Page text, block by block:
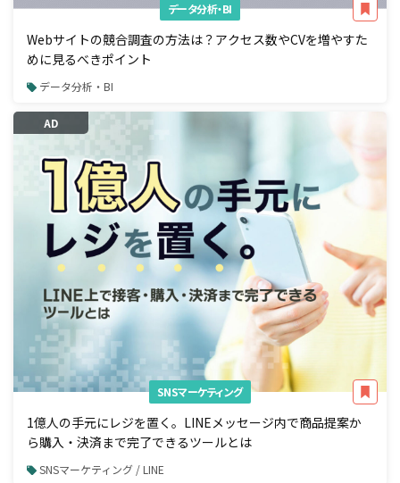
データ分析・BI
Webサイトの競合調査の方法は？アクセス数やCVを増やすた
めに見るべきポイント
データ分析・BI
AD
SNSマーケティング
1億人の手元にレジを置く。LINEメッセージ内で商品提案か
ら購入・決済まで完了できるツールとは
SNSマーケティング / LINE